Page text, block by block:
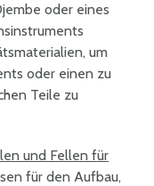
oder eines
um
oder einen zu
Teile zu
und Fellen für
für den Aufbau,